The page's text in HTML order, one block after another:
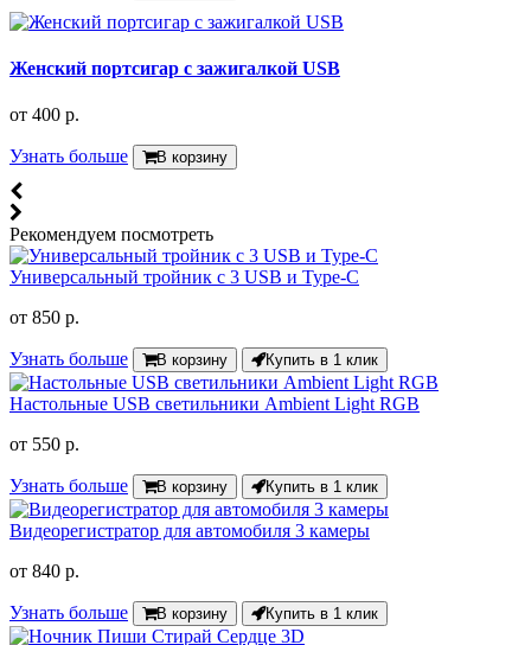
Женский портсигар с зажигалкой USB
от 400 р.
Узнать больше В корзину
Рекомендуем посмотреть
Универсальный тройник с 3 USB и Type-C
от 850 р.
Узнать больше В корзину Купить в 1 клик
Настольные USB светильники Ambient Light RGB
от 550 р.
Узнать больше В корзину Купить в 1 клик
Видеорегистратор для автомобиля 3 камеры
от 840 р.
Узнать больше В корзину Купить в 1 клик